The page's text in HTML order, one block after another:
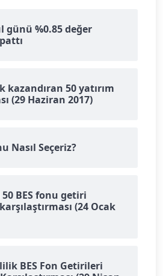
günü %0.85 değer
kazandıran 50 yatırım
(29 Haziran 2017)
Nasıl Seçeriz?
50 BES fonu getiri
(24 Ocak
BES Fon Getirileri